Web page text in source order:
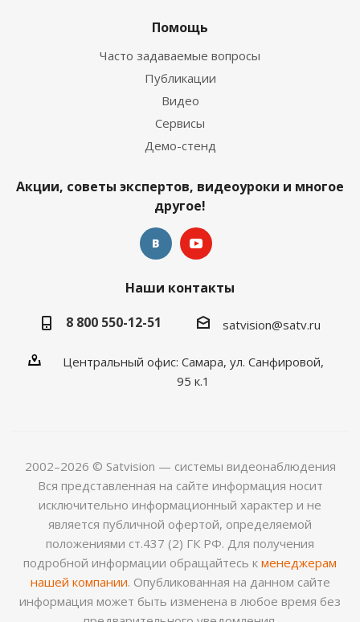
Помощь
Часто задаваемые вопросы
Публикации
Видео
Сервисы
Демо-стенд
Акции, советы экспертов, видеоуроки и многое
другое!
Наши контакты
8 800 550-12-51
satvision@satv.ru
Центральный офис: Самара, ул. Санфировой,
95 к.1
2002–2026 © Satvision — системы видеонаблюдения
Вся представленная на сайте информация носит
исключительно информационный характер и не
является публичной офертой, определяемой
положениями ст.437 (2) ГК РФ. Для получения
подробной информации обращайтесь к менеджерам
нашей компании. Опубликованная на данном сайте
информация может быть изменена в любое время без